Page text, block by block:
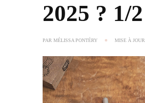
2025 ? 1/2
PAR MÉLISSA PONTÉRY MISE À